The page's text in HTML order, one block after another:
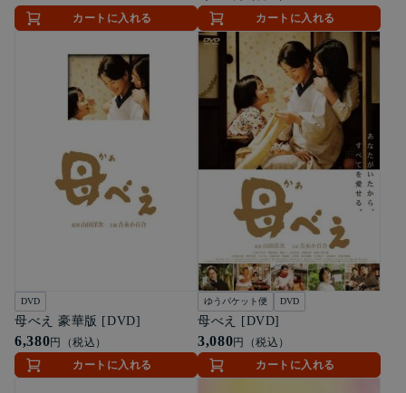
カートに入れる
カートに入れる
DVD
母べえ 豪華版 [DVD]
6,380円（税込）
カートに入れる
ゆうパケット便 DVD
母べえ [DVD]
3,080円（税込）
カートに入れる